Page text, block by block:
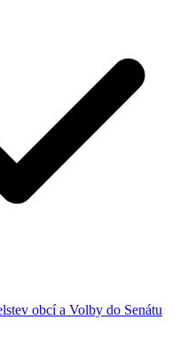
obcí a Volby do Senátu